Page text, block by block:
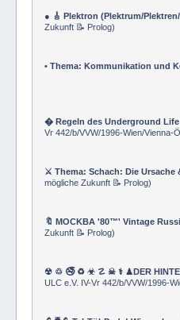
● 🎸 Plektron (Plektrum/
Zukunft 📝 Prolog)
• Thema: Kommunikation und
� Regeln des Underground Life
Vr 442/b/VVW/1996-Wien/Vienna-
⚔ Thema: Schach: Die
mögliche Zukunft 📝 Prolog)
🔖 MOCKBA '80™' Vintage
Zukunft 📝 Prolog)
☢ ♲ 🚭 ♻ ☣ ☡ ☠ ⚕ ♟DER
ULC e.V. IV-Vr 442/b/VVW/1996-